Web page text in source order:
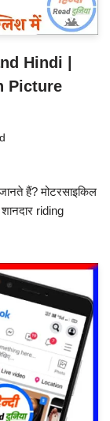
Hindi |
Picture
हैं? मोटरसाइकिल
riding